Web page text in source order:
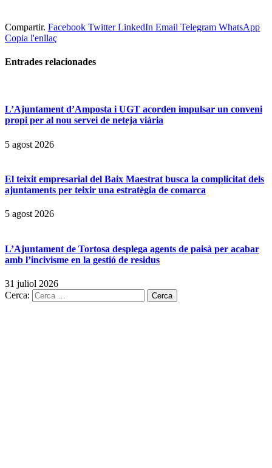
Compartir. Facebook Twitter LinkedIn Email Telegram WhatsApp
Copia l'enllaç
Entrades relacionades
L’Ajuntament d’Amposta i UGT acorden impulsar un conveni
propi per al nou servei de neteja viària
5 agost 2026
El teixit empresarial del Baix Maestrat busca la complicitat dels
ajuntaments per teixir una estratègia de comarca
5 agost 2026
L’Ajuntament de Tortosa desplega agents de paisà per acabar
amb l’incivisme en la gestió de residus
31 juliol 2026
Cerca: